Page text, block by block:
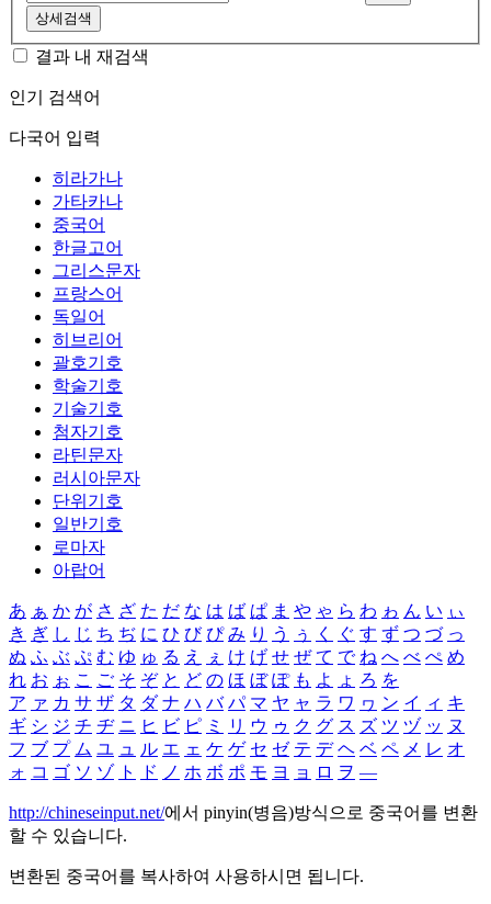
상세검색
결과 내 재검색
인기 검색어
다국어 입력
히라가나
가타카나
중국어
한글고어
그리스문자
프랑스어
독일어
히브리어
괄호기호
학술기호
기술기호
첨자기호
라틴문자
러시아문자
단위기호
일반기호
로마자
아랍어
あ ぁ か が さ ざ た だ な は ば ぱ ま や ゃ ら わ ゎ ん い ぃ
き ぎ し じ ち ぢ に ひ び ぴ み り う ぅ く ぐ す ず つ づ っ
ぬ ふ ぶ ぷ む ゆ ゅ る え ぇ け げ せ ぜ て で ね へ べ ぺ め
れ お ぉ こ ご そ ぞ と ど の ほ ぼ ぽ も よ ょ ろ を
ア ァ カ サ ザ タ ダ ナ ハ バ パ マ ヤ ャ ラ ワ ヮ ン イ ィ キ
ギ シ ジ チ ヂ ニ ヒ ビ ピ ミ リ ウ ゥ ク グ ス ズ ツ ヅ ッ ヌ
フ ブ プ ム ユ ュ ル エ ェ ケ ゲ セ ゼ テ デ ヘ ベ ペ メ レ オ
ォ コ ゴ ソ ゾ ト ド ノ ホ ボ ポ モ ヨ ョ ロ ヲ ―
http://chineseinput.net/에서 pinyin(병음)방식으로 중국어를 변환
할 수 있습니다.
변환된 중국어를 복사하여 사용하시면 됩니다.